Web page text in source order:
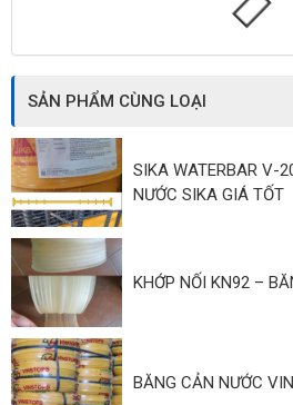
SẢN PHẨM CÙNG LOẠI
SIKA WATERBAR V-
NƯỚC SIKA GIÁ TỐT
KHỚP NỐI KN92 –
BĂNG CẢN NƯỚC